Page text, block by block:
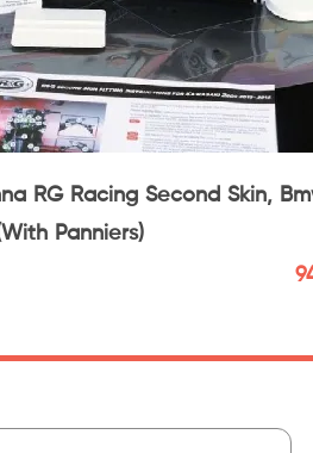
RG Racing Second Skin,
Panniers)